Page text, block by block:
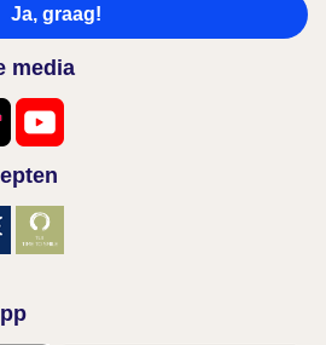
Ja, graag!
media